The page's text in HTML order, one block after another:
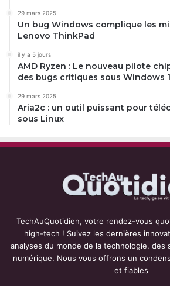
29 mars 2025
Un bug Windows complique les
Lenovo ThinkPad
il y a 5 jours
AMD Ryzen : Le nouveau pilote
des bugs critiques sous Windows
29 mars 2025
Aria2c : un outil puissant pour
sous Linux
TechAuQuotidien, votre rendez-vous
high-tech ! Suivez les dernières
analyses du monde de la technologie, des
numérique. Nous vous offrons un
et fiables